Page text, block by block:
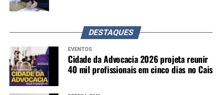
DESTAQUES
EVENTOS
Cidade da Advocacia 2026 projeta reunir
40 mil profissionais em cinco dias no Cais